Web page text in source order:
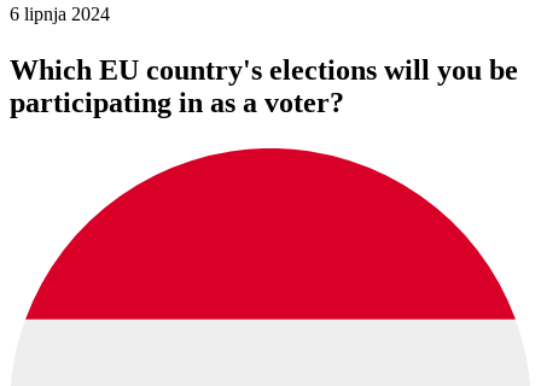
6 lipnja 2024
Which EU country's elections will you be
participating in as a voter?